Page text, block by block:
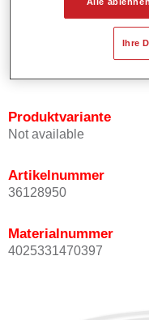
Bietet ein gutes
Verfügt über ein
Besitzt eine hohe
Produktvariante
Not available
Artikelnummer
36128950
Materialnummer
4025331470397
Ihre